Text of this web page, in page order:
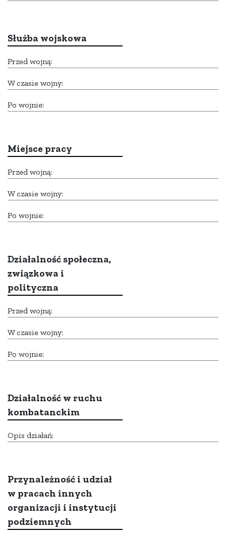
Służba wojskowa
Przed wojną:
W czasie wojny:
Po wojnie:
Miejsce pracy
Przed wojną:
W czasie wojny:
Po wojnie:
Działalność społeczna,
związkowa i
polityczna
Przed wojną:
W czasie wojny:
Po wojnie:
Działalność w ruchu
kombatanckim
Opis działań:
Przynależność i udział
w pracach innych
organizacji i instytucji
podziemnych